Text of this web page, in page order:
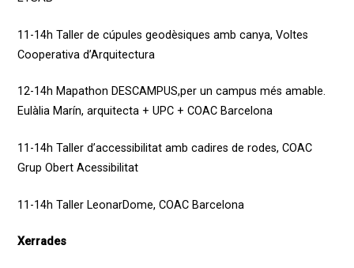
11-14h Taller de cúpules geodèsiques amb canya, Voltes
Cooperativa d’Arquitectura
12-14h Mapathon DESCAMPUS,per un campus més amable.
Eulàlia Marín, arquitecta + UPC + COAC Barcelona
11-14h Taller d’accessibilitat amb cadires de rodes, COAC
Grup Obert Acessibilitat
11-14h Taller LeonarDome, COAC Barcelona
Xerrades